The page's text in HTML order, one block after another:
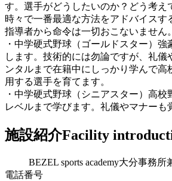
す。選手がどうしたいのか？どう考え
時々で一番最適な方法をアドバイスす
指導者から命令は一切おこないません。
・中学硬式野球（ゴールドスター）
します。技術的には勿論ですが、礼儀
ンタルまで在籍中にしっかり学んで高
用する選手を育てます。
・中学硬式野球（シニアスター）高校
レベルまで学びます。礼儀やマナーも
施設紹介Facility
BEZEL sports academy大分事務
電話番号